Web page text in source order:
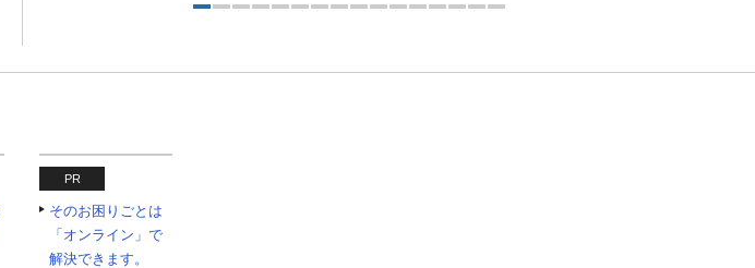
PR
そのお困りごとは
「オンライン」で
解決できます。